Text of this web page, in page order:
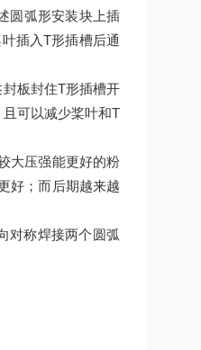
圆弧形安装块上插
插入T形插槽后通
板封住T形插槽开
可以减少桨叶和T
大压强能更好的粉
好；而后期越来越
对称焊接两个圆弧